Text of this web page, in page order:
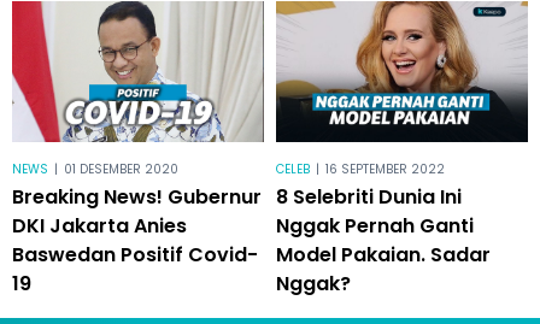
NEWS | 01 DESEMBER 2020
Breaking News! Gubernur
DKI Jakarta Anies
Baswedan Positif Covid-
19
CELEB | 16 SEPTEMBER 2022
8 Selebriti Dunia Ini
Nggak Pernah Ganti
Model Pakaian. Sadar
Nggak?